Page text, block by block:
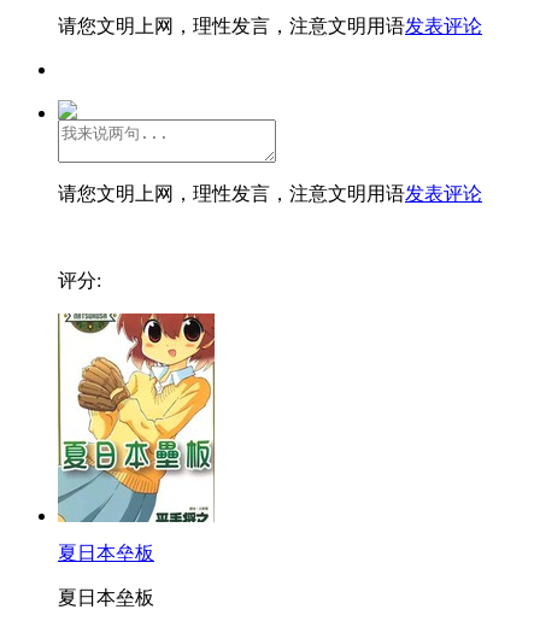
请您文明上网，理性发言，注意文明用语发表评论
请您文明上网，理性发言，注意文明用语发表评论
评分:
夏日本垒板
夏日本垒板